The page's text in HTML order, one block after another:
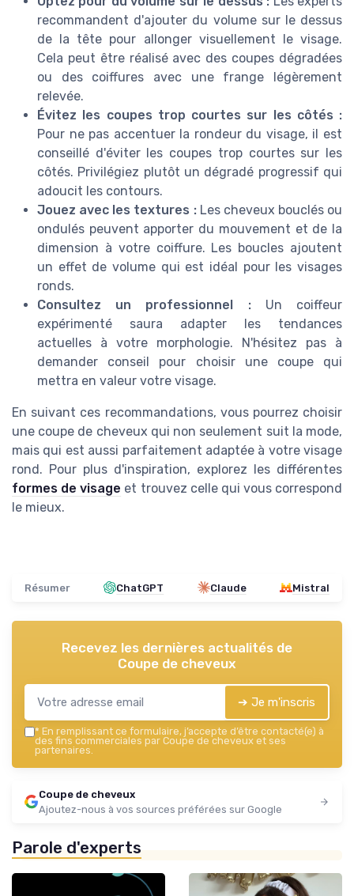
recommandent d'ajouter du volume sur le dessus
de la tête pour allonger visuellement le visage.
Cela peut être réalisé avec des coupes dégradées
ou des coiffures avec une frange légèrement
relevée.
Évitez les coupes trop courtes sur les côtés :
Pour ne pas accentuer la rondeur du visage, il est
conseillé d'éviter les coupes trop courtes sur les
côtés. Privilégiez plutôt un dégradé progressif qui
adoucit les contours.
Jouez avec les textures :Les cheveux bouclés ou
ondulés peuvent apporter du mouvement et de la
dimension à votre coiffure. Les boucles ajoutent
un effet de volume qui est idéal pour les visages
ronds.
Consultez un professionnel :Un coiffeur
expérimenté saura adapter les tendances
actuelles à votre morphologie. N'hésitez pas à
demander conseil pour choisir une coupe qui
mettra en valeur votre visage.
En suivant ces recommandations, vous pourrez choisir
une coupe de cheveux qui non seulement suit la mode,
mais qui est aussi parfaitement adaptée à votre visage
rond. Pour plus d'inspiration, explorez les différentes
formes de visage et trouvez celle qui vous correspond
le mieux.
Résumer ChatGPT Claude Mistral
Recevez les dernières actualités de
Coupe de cheveux
➔ Je m'inscris
* En remplissant ce formulaire, j’accepte d’être contacté(e) à
des fins commerciales par Coupe de cheveux et ses
partenaires.
Coupe de cheveux
Ajoutez-nous à vos sources préférées sur Google
Parole d'experts